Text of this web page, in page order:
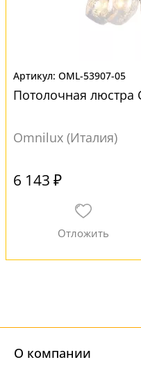
OML-53907-05
Потолочная люстра
Omnilux (Италия)
6 143 ₽
О компании